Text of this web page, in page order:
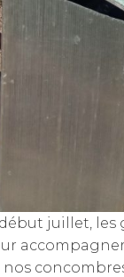
juillet, les